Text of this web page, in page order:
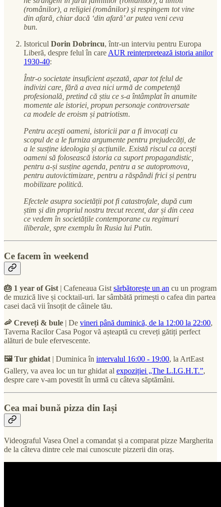
(românilor), a religiei (românilor) şi respingem tot vine
din afară, chiar dacă ‘din afară’ ar putea veni ceva
bun.
Istoricul Dorin Dobrincu, într-un interviu pentru Europa
Liberă, despre felul în care AUR reinterpretează istoria anilor
1930-40:
Într-o societate insuficient așezată, apar tot felul de
indivizi care, fără a avea nici urmă de competență
profesională, pretind că știu ce s-a întâmplat în anumite
momente ale istoriei, propun personaje controversate
ca modele de eroism și patriotism.
Pentru acești oameni, istoricii par a fi invocați cu
scopul de a le furniza argumente pentru prejudecăți, de
a le susține ideologia și acțiunile. Există riscul ca acești
oameni să folosească istoria ca suport propagandistic,
pentru a-și susține agenda, pentru a se autopromova,
pentru autovictimizare, pentru a răspândi frici și pentru
mobilizare politică.
Efectele asupra societății pot fi catastrofale, după cum
știm și din propriul nostru trecut recent, dar și din ceea
ce vedem în societățile contemporane cu regimuri
iliberale, spre exemplu în Rusia lui Putin.
Ce facem în weekend
🎂 1 year of Gist| Cafeneaua Gistsărbătorește un an cu un program
de muzică live și cocktail-uri. Iar sâmbătă primești o cafea din partea
casei dacă vii însoțit de câinele tău.
🦐 Creveți & bule | De vineri până duminică, de la 12:00 la 22:00,
Taverna Racilor Casa Pogor vă așteaptă cu creveți gătiți perfect
alături de bule efervescente.
🖼 Tur ghidat| Duminica în intervalul 16:00 - 19:00, la ArtEast
Gallery, va avea loc un tur ghidat al expoziției „The L.I.G.H.T.”,
despre care v-am povestit în urmă cu câteva săptămâni.
Cea mai bună pizza din Iași
Videograful Vasea Onel a comandat și a comparat pizze Margherita
de la câteva dintre cele mai cunoscute pizzerii din oraș.